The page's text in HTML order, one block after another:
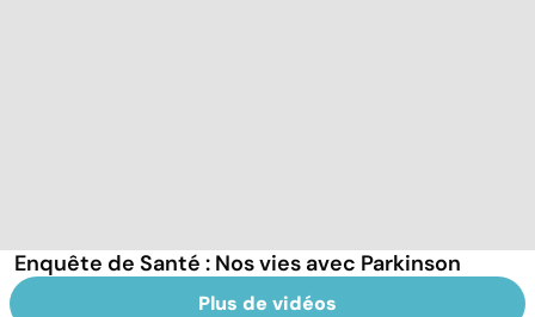
Enquête de Santé : Nos vies avec Parkinson
Plus de vidéos